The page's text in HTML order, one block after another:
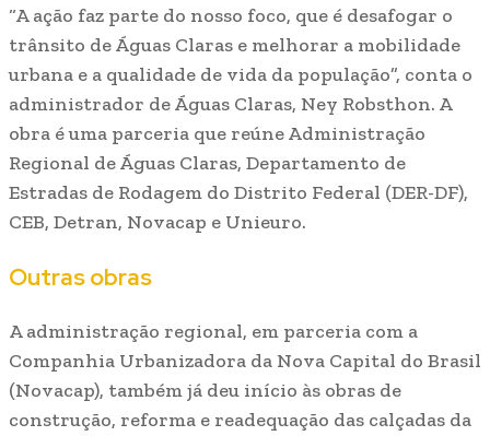
“A ação faz parte do nosso foco, que é desafogar o
trânsito de Águas Claras e melhorar a mobilidade
urbana e a qualidade de vida da população”, conta o
administrador de Águas Claras, Ney Robsthon. A
obra é uma parceria que reúne Administração
Regional de Águas Claras, Departamento de
Estradas de Rodagem do Distrito Federal (DER-DF),
CEB, Detran, Novacap e Unieuro.
Outras obras
A administração regional, em parceria com a
Companhia Urbanizadora da Nova Capital do Brasil
(Novacap), também já deu início às obras de
construção, reforma e readequação das calçadas da